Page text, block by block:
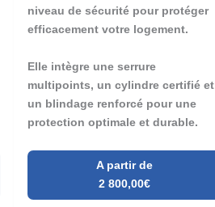
niveau de sécurité pour protéger
efficacement votre logement.
Elle intègre une serrure
multipoints, un cylindre certifié et
un blindage renforcé pour une
protection optimale et durable.
A partir de
2 800,00€